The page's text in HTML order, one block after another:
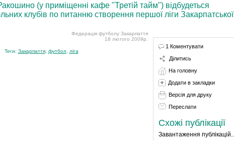
(у приміщенні кафе "Третій тайм") відбудеться
клубів по питанню створення першої ліги Закарпатської
Федерація футболу Закарпаття
18 лютого 2009р.
Теги: Закарпаття, футбол, ліга
1 Коментувати
Ділитись
На головну
Додати в закладки
Версія для друку
Переслати
Схожі публікації
Завантаження публікацій...